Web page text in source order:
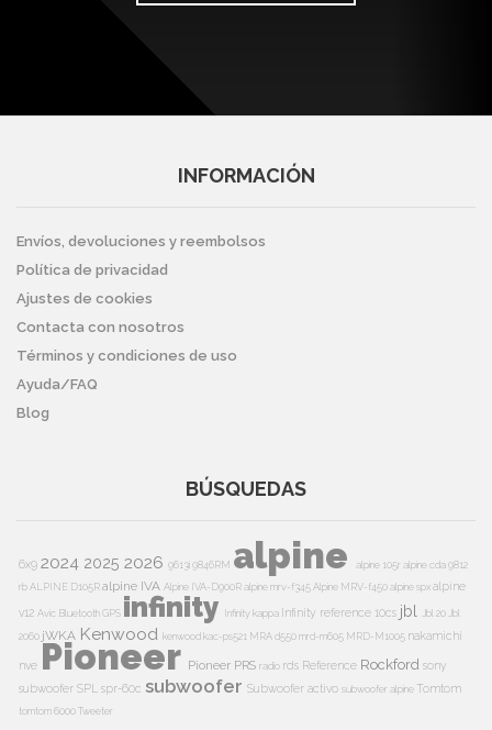
INFORMACIÓN
Envíos, devoluciones y reembolsos
Política de privacidad
Ajustes de cookies
Contacta con nosotros
Términos y condiciones de uso
Ayuda/FAQ
Blog
BÚSQUEDAS
6x9 2024 2025 2026 9613i9846RM alpine alpine 105r alpine cda 9812
rbALPINE D105Ralpine IVA Alpine IVA-D900Ralpine mrv-f345Alpine MRV-f450alpine spxalpine
v12 Avic BluetoothGPS infinity Infinity kappa Infinity reference 10cs jbl Jbl 20 Jbl
2060 jWKA Kenwood kenwood kac-ps521 MRA d550mrd-m605 MRD-M1005 nakamichi
nve Pioneer Pioneer PRS radio rds Reference Rockford sony
subwoofer SPL spr-60c subwoofer Subwoofer activo subwoofer alpine Tomtom
tomtom 6000Tweeter